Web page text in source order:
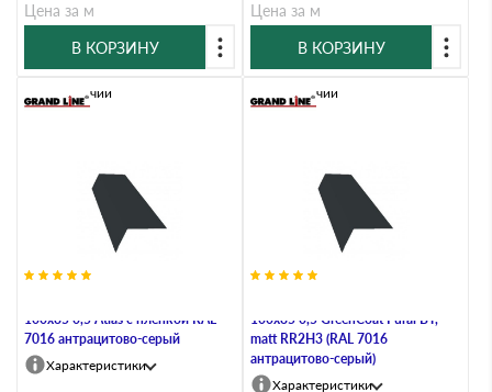
Цена за м
В КОРЗИНУ
Цена за м
В КОРЗИНУ
100х85 0,5 Atlas с пленкой RAL
7016 антрацитово-серый
В наличии
Характеристики
100х85 0,5 GreenCoat Pural BT,
matt RR2Н3 (RAL 7016
антрацитово-серый)
В наличии
Характеристики